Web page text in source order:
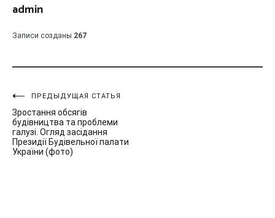
admin
Записи созданы 267
Навигация
по
записям
ПРЕДЫДУЩАЯ СТАТЬЯ
Зростання обсягів
будівництва та проблеми
галузі. Огляд засідання
Президії Будівельної палати
України (фото)